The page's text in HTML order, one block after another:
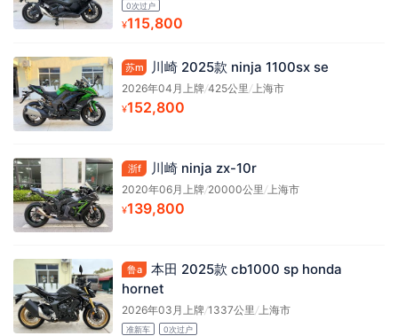
0次过户
¥115,800
苏m 川崎 2025款 ninja 1100sx se
2026年04月上牌/425公里/上海市
¥152,800
浙f 川崎 ninja zx-10r
2020年06月上牌/20000公里/上海市
¥139,800
鲁a
本田 2025款 cb1000 sp honda
hornet
2026年03月上牌/1337公里/上海市
准新车 0次过户